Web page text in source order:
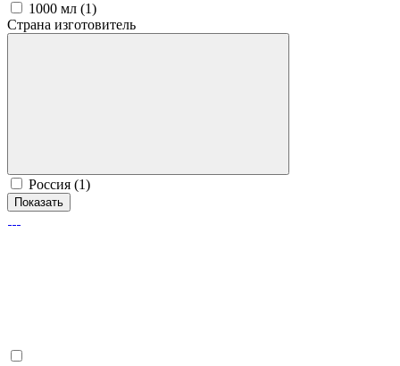
1000 мл (1)
Страна изготовитель
Россия (1)
Показать